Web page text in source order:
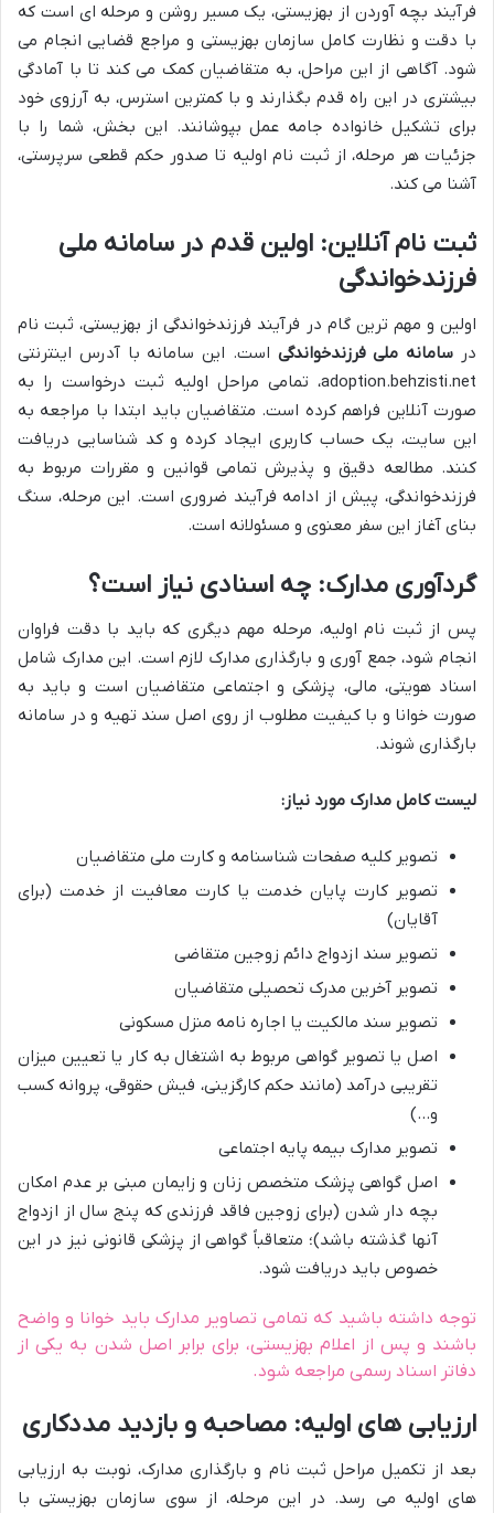
فرآیند بچه آوردن از بهزیستی، یک مسیر روشن و مرحله ای است که
با دقت و نظارت کامل سازمان بهزیستی و مراجع قضایی انجام می
شود. آگاهی از این مراحل، به متقاضیان کمک می کند تا با آمادگی
بیشتری در این راه قدم بگذارند و با کمترین استرس، به آرزوی خود
برای تشکیل خانواده جامه عمل بپوشانند. این بخش، شما را با
جزئیات هر مرحله، از ثبت نام اولیه تا صدور حکم قطعی سرپرستی،
آشنا می کند.
ثبت نام آنلاین: اولین قدم در سامانه ملی
فرزندخواندگی
اولین و مهم ترین گام در فرآیند فرزندخواندگی از بهزیستی، ثبت نام
در سامانه ملی فرزندخواندگی است. این سامانه با آدرس اینترنتی
adoption.behzisti.net، تمامی مراحل اولیه ثبت درخواست را به
صورت آنلاین فراهم کرده است. متقاضیان باید ابتدا با مراجعه به
این سایت، یک حساب کاربری ایجاد کرده و کد شناسایی دریافت
کنند. مطالعه دقیق و پذیرش تمامی قوانین و مقررات مربوط به
فرزندخواندگی، پیش از ادامه فرآیند ضروری است. این مرحله، سنگ
بنای آغاز این سفر معنوی و مسئولانه است.
گردآوری مدارک: چه اسنادی نیاز است؟
پس از ثبت نام اولیه، مرحله مهم دیگری که باید با دقت فراوان
انجام شود، جمع آوری و بارگذاری مدارک لازم است. این مدارک شامل
اسناد هویتی، مالی، پزشکی و اجتماعی متقاضیان است و باید به
صورت خوانا و با کیفیت مطلوب از روی اصل سند تهیه و در سامانه
بارگذاری شوند.
لیست کامل مدارک مورد نیاز:
تصویر کلیه صفحات شناسنامه و کارت ملی متقاضیان
تصویر کارت پایان خدمت یا کارت معافیت از خدمت (برای
آقایان)
تصویر سند ازدواج دائم زوجین متقاضی
تصویر آخرین مدرک تحصیلی متقاضیان
تصویر سند مالکیت یا اجاره نامه منزل مسکونی
اصل یا تصویر گواهی مربوط به اشتغال به کار یا تعیین میزان
تقریبی درآمد (مانند حکم کارگزینی، فیش حقوقی، پروانه کسب
و…)
تصویر مدارک بیمه پایه اجتماعی
اصل گواهی پزشک متخصص زنان و زایمان مبنی بر عدم امکان
بچه دار شدن (برای زوجین فاقد فرزندی که پنج سال از ازدواج
آنها گذشته باشد)؛ متعاقباً گواهی از پزشکی قانونی نیز در این
خصوص باید دریافت شود.
توجه داشته باشید که تمامی تصاویر مدارک باید خوانا و واضح
باشند و پس از اعلام بهزیستی، برای برابر اصل شدن به یکی از
دفاتر اسناد رسمی مراجعه شود.
ارزیابی های اولیه: مصاحبه و بازدید مددکاری
بعد از تکمیل مراحل ثبت نام و بارگذاری مدارک، نوبت به ارزیابی
های اولیه می رسد. در این مرحله، از سوی سازمان بهزیستی با